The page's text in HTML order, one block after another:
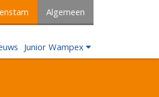
Algemeen
Junior Wampex